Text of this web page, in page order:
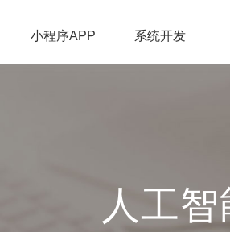
小程序APP 系统开发
人工智